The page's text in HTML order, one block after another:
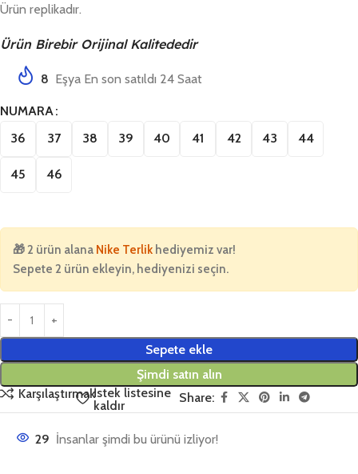
Ürün replikadır.
Ürün Birebir Orijinal Kalitededir
8 Eşya En son satıldı 24 Saat
NUMARA
36
37 38 39 40 41 42 43 44
45 46
🎁2 ürün alana Nike Terlik hediyemiz var!
Sepete 2 ürün ekleyin, hediyenizi seçin.
Sepete ekle
Şimdi satın alın
Karşılaştırmakİstek listesine
kaldır
Share:
29 İnsanlar şimdi bu ürünü izliyor!